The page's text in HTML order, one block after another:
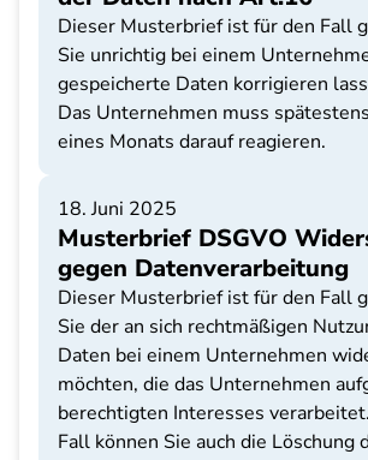
Dieser Musterbrief ist für den Fall
Sie unrichtig bei einem
gespeicherte Daten korrigieren
Das Unternehmen muss
eines Monats darauf reagieren.
18. Juni 2025
Musterbrief DSGVO
gegen Datenverarbeitung
Dieser Musterbrief ist für den Fall
Sie der an sich rechtmäßigen
Daten bei einem Unternehmen
möchten, die das Unternehmen
berechtigten Interesses
Fall können Sie auch die Löschung